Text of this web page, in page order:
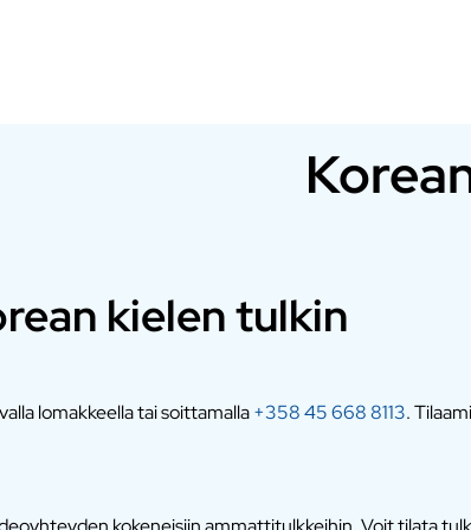
kielen tulkin
lomakkeella tai soittamalla+358 45 668 8113.